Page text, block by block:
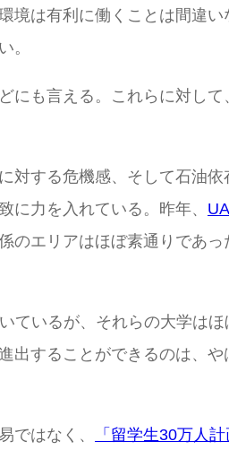
は有利に働くことは間違い
。
にも言える。これらに対して
対する危機感、そして石油依
力を入れている。昨年、
のエリアはほぼ素通りであっ
ているが、それらの大学はほ
出することができるのは、や
ではなく、 「留学生30万人計